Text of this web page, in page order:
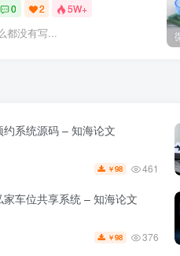
0 2 5W+
都没有写...
系统源码 – 知海论文
￥98 461
车位共享系统 – 知海论文
￥98 376